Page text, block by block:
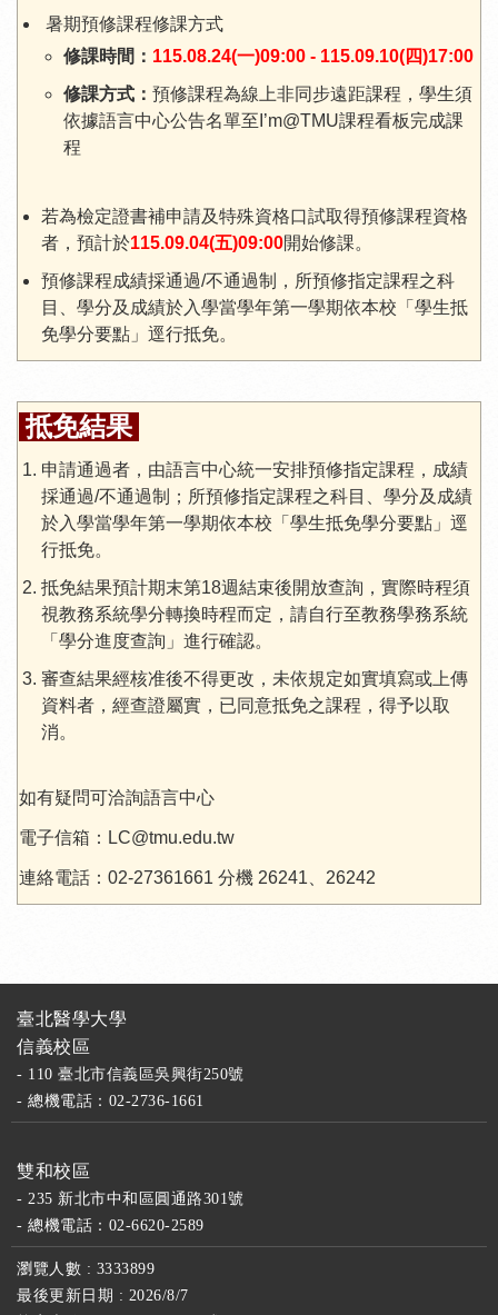
暑期預修課程修課方式
修課時間： 115.08.24(一)09:00 - 115.09.10(四)17:00
修課方式： 預修課程為線上非同步遠距課程，學生須
依據語言中心公告名單至I’m@TMU課程看板完成課
程
若為檢定證書補申請及特殊資格口試取得預修課程資格
者，預計於115.09.04(五)09:00開始修課。
預修課程成績採通過/不通過制，所預修指定課程之科
目、學分及成績於入學當學年第一學期依本校「學生抵
免學分要點」逕行抵免。
抵免結果
申請通過者，由語言中心統一安排預修指定課程，成績
採通過/不通過制；所預修指定課程之科目、學分及成績
於入學當學年第一學期依本校「學生抵免學分要點」逕
行抵免。
抵免結果預計期末第18週結束後開放查詢，實際時程須
視教務系統學分轉換時程而定，請自行至教務學務系統
「學分進度查詢」進行確認。
審查結果經核准後不得更改，未依規定如實填寫或上傳
資料者，經查證屬實，已同意抵免之課程，得予以取
消。
如有疑問可洽詢語言中心
電子信箱：LC@tmu.edu.tw
連絡電話：02-27361661 分機 26241、26242
臺北醫學大學
信義校區
- 110 臺北市信義區吳興街250號
- 總機電話：02-2736-1661
雙和校區
- 235 新北市中和區圓通路301號
- 總機電話：02-6620-2589
瀏覽人數 : 3333899
最後更新日期 : 2026/8/7